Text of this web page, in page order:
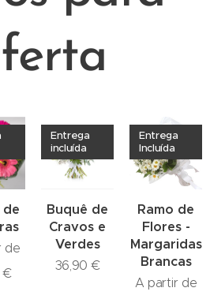
de
de
€
Buquê de
Cravos e
Verdes
Entrega
incluída
36,90 €
Ramo de
Flores -
Margaridas
Brancas
Entrega
Incluída
A partir de